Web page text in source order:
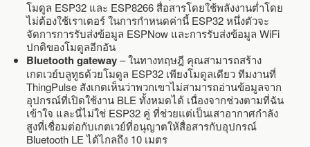
โมดูล ESP32 และ ESP8266 สื่อสารโดยใช้พลังงานต่ำโดย
ไม่ต้องใช้เราเตอร์ ในการกำหนดค่านี้ ESP32 หนึ่งตัวจะ
จัดการการรับส่งข้อมูล ESPNow และการรับส่งข้อมูล WiFi
ปกติของโมดูลอีกอัน
Bluetooth gateway– ในทางทฤษฎี คุณสามารถสร้าง
เกตเวย์บลูทูธด้วยโมดูล ESP32 เพียงโมดูลเดียว ทีมงานที่
ThingPulse สังเกตเห็นว่าพวกเขาไม่สามารถอ่านข้อมูลจาก
อุปกรณ์ที่เปิดใช้งาน BLE ทั้งหมดได้ เนื่องจากช่วงตามที่ฉัน
เข้าใจ และนี่ไม่ใช่ ESP32 คู่ ที่ช่วยแต่เป็นเสาอากาศกำลัง
สูงที่เชื่อมต่อกับเกตเวย์ที่อนุญาตให้สื่อสารกับอุปกรณ์
Bluetooth LE ได้ไกลถึง 10 เมตร